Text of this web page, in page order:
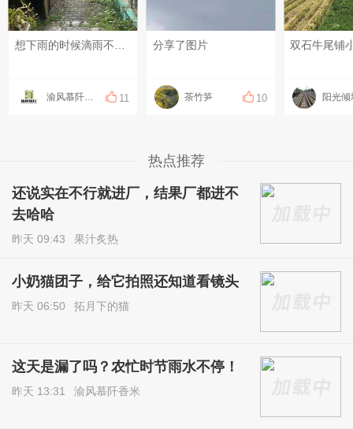
想下雨的时候滴雨不见，农忙抢收稻谷，雨水反倒接踵而至🌥️。 望着满天乌云，庄稼人只盼尽快放晴，稻谷安稳归仓。#用一张照片记录生活#
11
分享了图片
茶竹笋 10
双石牛尾铺
阳光倾
热点推荐
还说实在不行就进厂，结果厂都进不
去哈哈
昨天 09:43 果汁炙热
小奶猫团子，给它拍照还知道看镜头
昨天 06:50 拓月下的猫
这天是漏了吗？农忙时节雨水不停！
昨天 13:31 渝风慕阡香米